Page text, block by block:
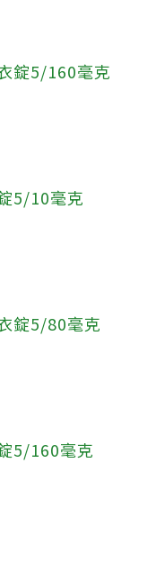
錠5/160毫克
5/10毫克
錠5/80毫克
5/160毫克